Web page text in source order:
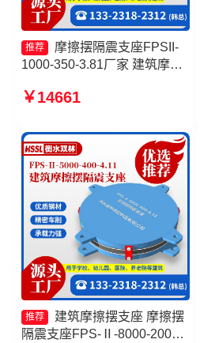
推荐
摩擦摆隔震支座FPSII-
1000-350-3.81厂家 建筑摩擦
支座 摩擦摆隔震支座FPSII-
￥14661
推荐
建筑摩擦摆支座 摩擦摆
隔震支座FPS-Ⅱ-8000-200生